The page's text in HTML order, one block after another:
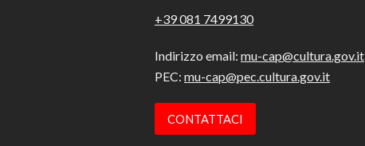
+39 081 7499130
Indirizzo email: mu-cap@cultura.gov.it
PEC: mu-cap@pec.cultura.gov.it
CONTATTACI